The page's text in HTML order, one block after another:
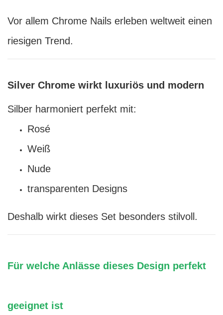
Vor allem Chrome Nails erleben weltweit einen
riesigen Trend.
Silver Chrome wirkt luxuriös und modern
Silber harmoniert perfekt mit:
Rosé
Weiß
Nude
transparenten Designs
Deshalb wirkt dieses Set besonders stilvoll.
Für welche Anlässe dieses Design perfekt
geeignet ist